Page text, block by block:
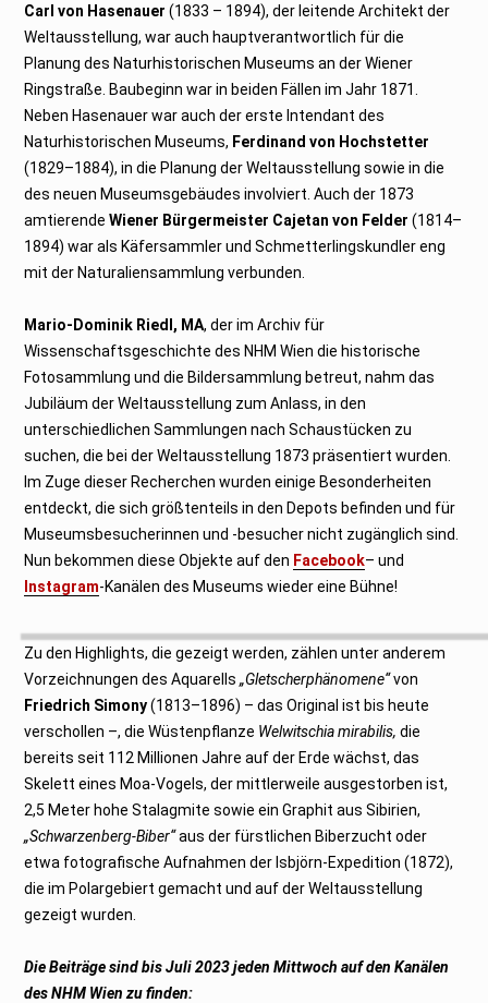
Carl von Hasenauer (1833 – 1894), der leitende Architekt der
Weltausstellung, war auch hauptverantwortlich für die
Planung des Naturhistorischen Museums an der Wiener
Ringstraße. Baubeginn war in beiden Fällen im Jahr 1871.
Neben Hasenauer war auch der erste Intendant des
Naturhistorischen Museums, Ferdinand von Hochstetter
(1829–1884), in die Planung der Weltausstellung sowie in die
des neuen Museumsgebäudes involviert. Auch der 1873
amtierendeWiener Bürgermeister Cajetan von Felder (1814–
1894) war als Käfersammler und Schmetterlingskundler eng
mit der Naturaliensammlung verbunden.
Mario-Dominik Riedl, MA, der im Archiv für
Wissenschaftsgeschichte des NHM Wien die historische
Fotosammlung und die Bildersammlung betreut, nahm das
Jubiläum der Weltausstellung zum Anlass, in den
unterschiedlichen Sammlungen nach Schaustücken zu
suchen, die bei der Weltausstellung 1873 präsentiert wurden.
Im Zuge dieser Recherchen wurden einige Besonderheiten
entdeckt, die sich größtenteils in den Depots befinden und für
Museumsbesucherinnen und -besucher nicht zugänglich sind.
Nun bekommen diese Objekte auf den Facebook– und
Instagram-Kanälen des Museums wieder eine Bühne!
Zu den Highlights, die gezeigt werden, zählen unter anderem
Vorzeichnungen des Aquarells„Gletscherphänomene“von
Friedrich Simony(1813–1896) – das Original ist bis heute
verschollen –, die Wüstenpflanze Welwitschia mirabilis,die
bereits seit 112 Millionen Jahre auf der Erde wächst, das
Skelett eines Moa-Vogels, der mittlerweile ausgestorben ist,
2,5 Meter hohe Stalagmite sowie ein Graphit aus Sibirien,
„Schwarzenberg-Biber“aus der fürstlichen Biberzucht oder
etwa fotografische Aufnahmen der Isbjörn-Expedition (1872),
die im Polargebiert gemacht und auf der Weltausstellung
gezeigt wurden.
Die Beiträge sind bis Juli 2023 jeden Mittwoch auf den Kanälen
des NHM Wien zu finden: